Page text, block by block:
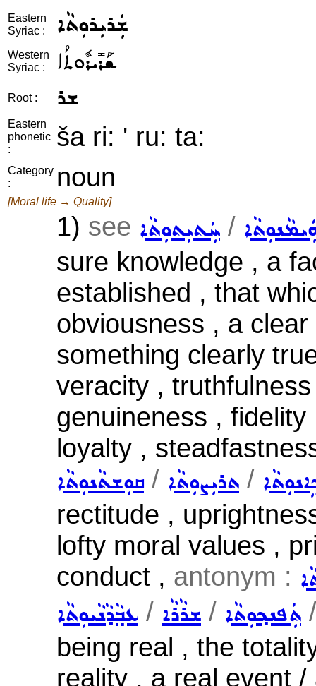
Eastern
Syriac :
ܫܲܪܝܼܪܘܼܬܵܐ
Western
Syriac :
ܫܰܪܺܝܪܽܘܬܳܐ
Root : ܫܪ
Eastern
phonetic
:
ša ri: ' ru: ta:
Category
:
noun
[Moral life → Quality]
1) see ܚܲܬܝܼܬܘܼܬܵܐ /
sure knowledge , a
established , that
obviousness , a
something clearly
veracity ,
genuineness ,
loyalty ,
ܩܘܼܫܬܵܢܘܼܬܵܐ / ܬܪܝܼܨܘܼܬܵܐ /
rectitude ,
lofty moral values ,
conduct , antonym :
ܥܒ݂ܵܕܵܢܵܝܘܼܬܵܐ / ܫܪܵܪܵܐ / ܬܲܦܢܟ݂ܘܼܬܵܐ
being real , the
reality , a real event